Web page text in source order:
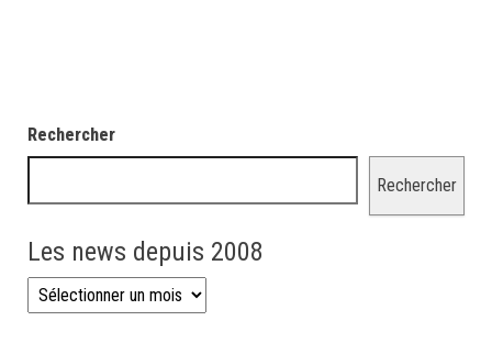
Rechercher
Rechercher
Les news depuis 2008
Les news depuis 2008